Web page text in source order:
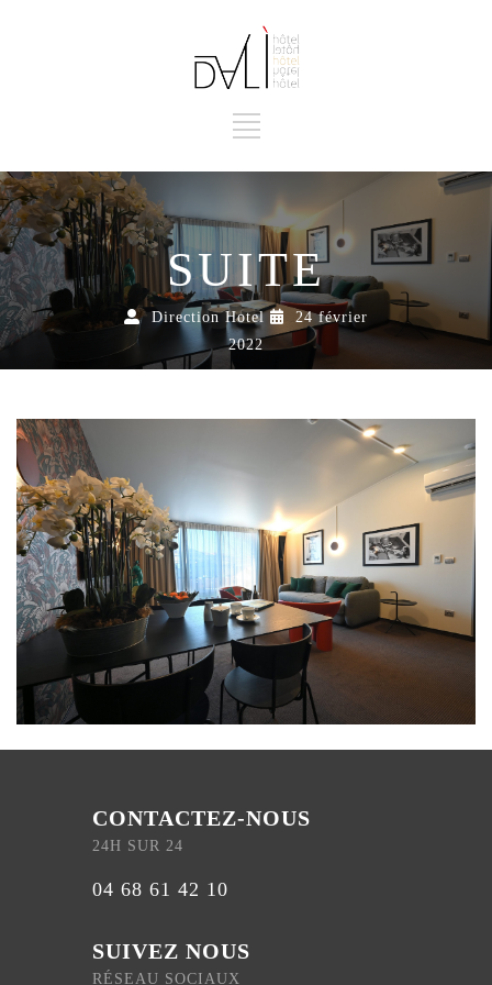
SUITE
Direction Hotel
24 février
2022
CONTACTEZ-NOUS
24H SUR 24
04 68 61 42 10
SUIVEZ NOUS
RÉSEAU SOCIAUX